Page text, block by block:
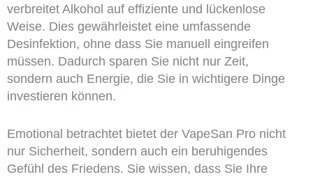
verbreitet Alkohol auf effiziente und lückenlose
Weise. Dies gewährleistet eine umfassende
Desinfektion, ohne dass Sie manuell eingreifen
müssen. Dadurch sparen Sie nicht nur Zeit,
sondern auch Energie, die Sie in wichtigere Dinge
investieren können.
Emotional betrachtet bietet der VapeSan Pro nicht
nur Sicherheit, sondern auch ein beruhigendes
Gefühl des Friedens. Sie wissen, dass Sie Ihre